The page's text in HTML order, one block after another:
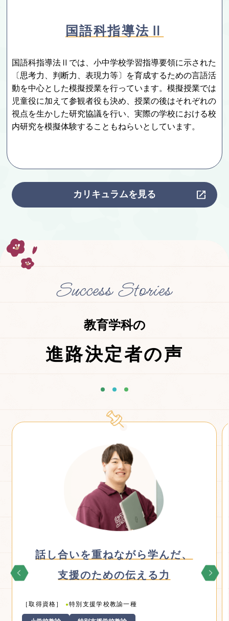
国語科指導法Ⅱ
国語科指導法Ⅱでは、小中学校学習指導要領に示された
〔思考力、判断力、表現力等〕を育成するための言語活
動を中心とした模擬授業を行っています。模擬授業では
児童役に加えて参観者役も決め、授業の後はそれぞれの
視点を生かした研究協議を行い、実際の学校における校
内研究を模擬体験することもねらいとしています。
カリキュラムを見る
Success Stories
教育学科の
進路決定者の声
子どもを主体に考える
視点を大切に
［取得資格］
●小学校教諭一種 ●幼稚園教諭一種